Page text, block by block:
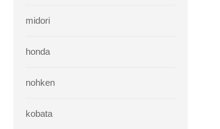
midori
honda
nohken
kobata